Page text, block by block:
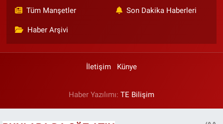
Tüm Manşetler Son Dakika Haberleri
Haber Arşivi
İletişim Künye
Haber Yazılımı: TE Bilişim